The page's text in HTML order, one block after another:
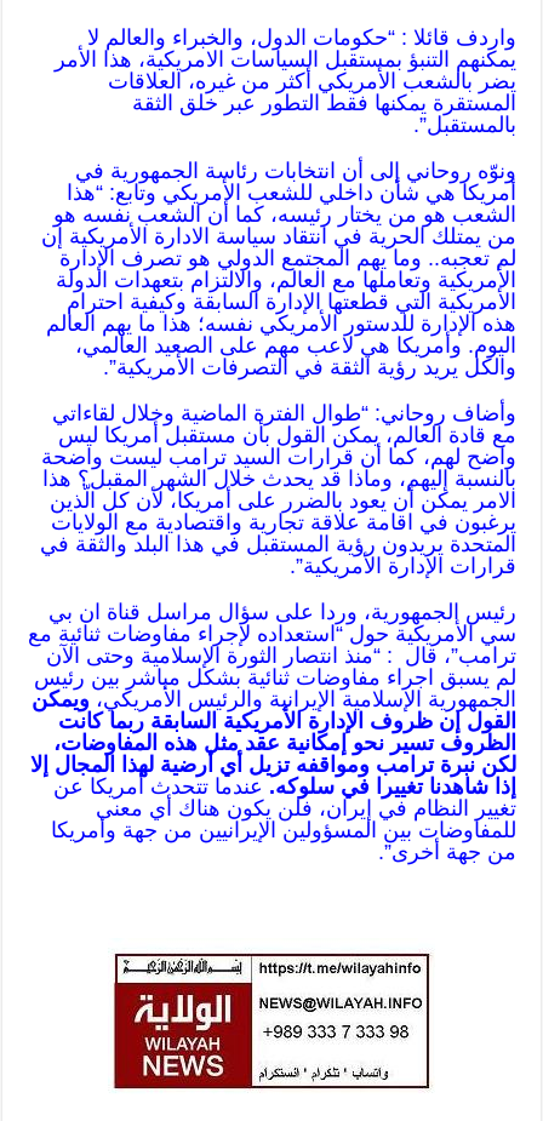
واردف قائلا : “حكومات الدول، والخبراء والعالم لا
يمكنهم التنبؤ بمستقبل السياسات الامريكية، هذا الأمر
يضر بالشعب الأمريكي أكثر من غيره، العلاقات
المستقرة يمكنها فقط التطور عبر خلق الثقة
بالمستقبل”.
ونوّه روحاني إلى أن انتخابات رئاسة الجمهورية في
أمريكا هي شأن داخلي للشعب الأمريكي وتابع: “هذا
الشعب هو من يختار رئيسه، كما أن الشعب نفسه هو
من يمتلك الحرية في انتقاد سياسة الادارة الأمريكية إن
لم تعجبه.. وما يهم المجتمع الدولي هو تصرف الإدارة
الأمريكية وتعاملها مع العالم، والالتزام بتعهدات الدولة
الأمريكية التي قطعتها الإدارة السابقة وكيفية احترام
هذه الإدارة للدستور الأمريكي نفسه؛ هذا ما يهم العالم
اليوم. وأمريكا هي لاعب مهم على الصعيد العالمي،
والكل يريد رؤية الثقة في التصرفات الأمريكية”.
وأضاف روحاني: “طوال الفترة الماضية وخلال لقاءاتي
مع قادة العالم، يمكن القول بأن مستقبل أمريكا ليس
واضح لهم، كما أن قرارات السيد ترامب ليست واضحة
بالنسبة إليهم، وماذا قد يحدث خلال الشهر المقبل؟ هذا
الامر يمكن أن يعود بالضرر على أمريكا، لأن كل الّذين
يرغبون في اقامة علاقة تجارية واقتصادية مع الولايات
المتحدة يريدون رؤية المستقبل في هذا البلد والثقة في
قرارات الإدارة الأمريكية”.
رئيس الجمهورية، وردا على سؤال مراسل قناة ان بي
سي الأمريكية حول “استعداده لإجراء مفاوضات ثنائية مع
ترامب”، قال : “منذ انتصار الثورة الإسلامية وحتى الآن
لم يسبق اجراء مفاوضات ثنائية بشكل مباشر بين رئيس
الجمهورية الإسلامية الإيرانية والرئيس الأمريكي، ويمكن
القول إن ظروف الإدارة الأمريكية السابقة ربما كانت
الظروف تسير نحو إمكانية عقد مثل هذه المفاوضات،
لكن نبرة ترامب ومواقفه تزيل أي أرضية لهذا المجال إلا
إذا شاهدنا تغييرا في سلوكه. عندما تتحدث أمريكا عن
تغيير النظام في إيران، فلن يكون هناك أي معنى
للمفاوضات بين المسؤولين الإيرانيين من جهة وأمريكا
من جهة أخرى”.